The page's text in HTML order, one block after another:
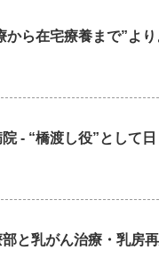
から在宅療養まで”よ
- “橋渡し役”として
と乳がん治療・乳房